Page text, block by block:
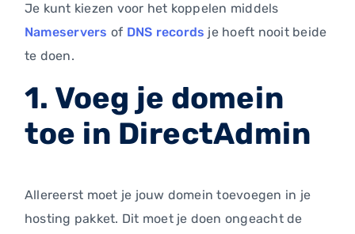
Je kunt kiezen voor het koppelen middels
Nameservers of DNS records je hoeft nooit beide
te doen.
1. Voeg je domein
toe in DirectAdmin
Allereerst moet je jouw domein toevoegen in je
hosting pakket. Dit moet je doen ongeacht de